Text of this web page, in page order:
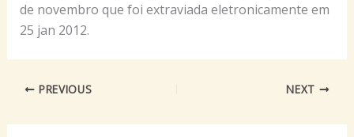
de novembro que foi extraviada eletronicamente em
25 jan 2012.
PREVIOUS NEXT